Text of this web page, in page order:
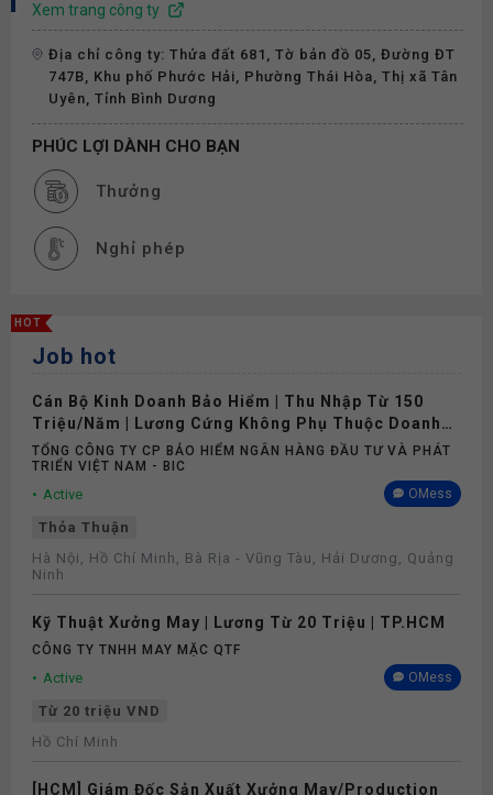
Xem trang công ty
Địa chỉ công ty: Thửa đất 681, Tờ bản đồ 05, Đường ĐT
747B, Khu phố Phước Hải, Phường Thái Hòa, Thị xã Tân
Uyên, Tỉnh Bình Dương
PHÚC LỢI DÀNH CHO BẠN
Thưởng
Nghỉ phép
HOT
Job hot
Cán Bộ Kinh Doanh Bảo Hiểm | Thu Nhập Từ 150
Triệu/Năm | Lương Cứng Không Phụ Thuộc Doanh
Số
TỔNG CÔNG TY CP BẢO HIỂM NGÂN HÀNG ĐẦU TƯ VÀ PHÁT
TRIỂN VIỆT NAM - BIC
Active OMess
Thỏa Thuận
Hà Nội, Hồ Chí Minh, Bà Rịa - Vũng Tàu, Hải Dương, Quảng
Ninh
Kỹ Thuật Xưởng May | Lương Từ 20 Triệu | TP.HCM
CÔNG TY TNHH MAY MẶC QTF
Active OMess
Từ 20 triệu VND
Hồ Chí Minh
[HCM] Giám Đốc Sản Xuất Xưởng May/Production